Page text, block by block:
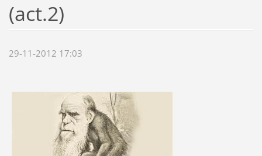
(act.2)
29-11-2012 17:03